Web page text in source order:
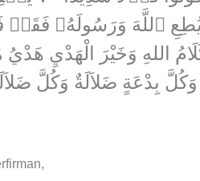
وَرَسُولَهُۥ فَقَدۡ فَازَ
اللهِ وَخَيْرَ الْهَدْيِ
بِدْعَةٍ ضَلاَلَةٌ وَكُلَّ